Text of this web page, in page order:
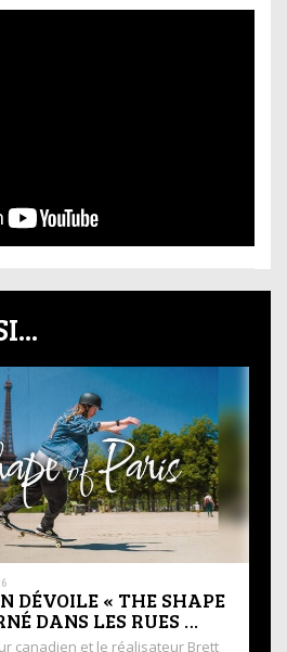
DÉVOILE « THE SHAPE
DANS LES RUES …
canadien et le réalisateur Brett